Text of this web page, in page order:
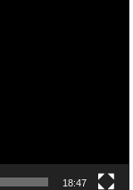
18:47